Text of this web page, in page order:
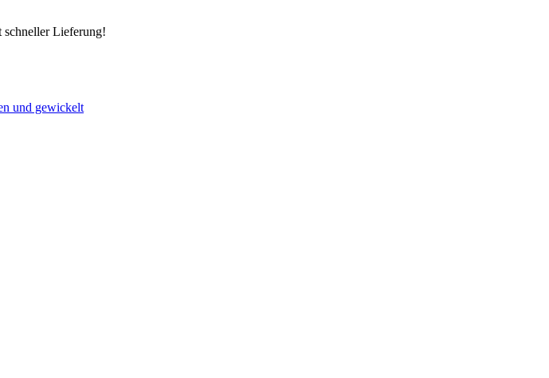
schneller Lieferung!
und gewickelt